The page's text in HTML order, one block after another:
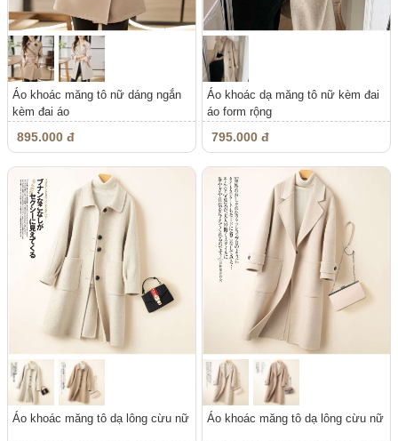
Áo khoác măng tô nữ dáng ngắn
kèm đai áo
895.000 đ
Áo khoác dạ măng tô nữ kèm đai
áo form rộng
795.000 đ
Áo khoác măng tô dạ lông cừu nữ Áo khoác măng tô dạ lông cừu nữ